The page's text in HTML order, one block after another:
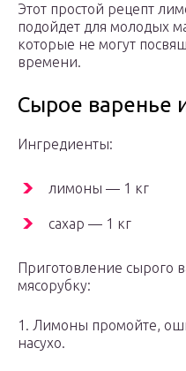
Этот простой рецепт
подойдет для молодых
которые не могут
времени.
Сырое варенье
Ингредиенты:
лимоны — 1 кг
сахар — 1 кг
Приготовление сырого
мясорубку:
1. Лимоны промойте,
насухо.